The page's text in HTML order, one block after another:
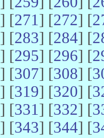
] [271] [272] [
] [283] [284] [
] [295] [296] [
] [307] [308] [
] [319] [320] [
] [331] [332] [
] [343] [344] [